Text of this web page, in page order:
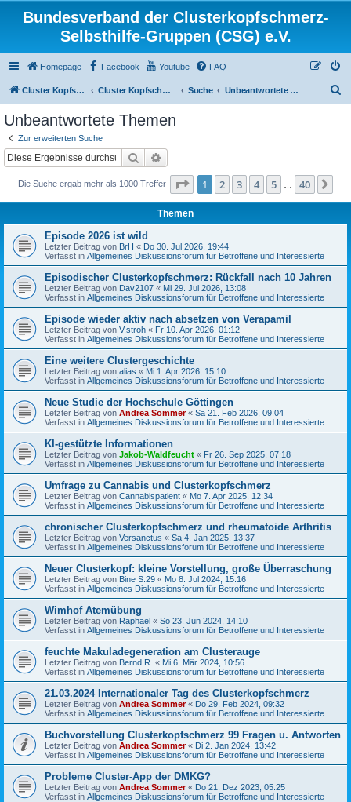
Bundesverband der Clusterkopfschmerz-
Selbsthilfe-Gruppen (CSG) e.V.
Homepage Facebook Youtube FAQ
Cluster Kopfschmerz Homepage Cluster Kopfschmerz Forum Suche Unbeantwortete Themen
Unbeantwortete Themen
Zur erweiterten Suche
Suche
Die Suche ergab mehr als 1000 Treffer Seite 1von 40
1 2 3 4 5 40
Themen
Episode 2026 ist wild
Letzter Beitrag von BrH « Do 30. Jul 2026, 19:44
Verfasst in Allgemeines Diskussionsforum für Betroffene und Interessierte
Episodischer Clusterkopfschmerz: Rückfall nach 10 Jahren
Letzter Beitrag von Dav2107 « Mi 29. Jul 2026, 13:08
Verfasst in Allgemeines Diskussionsforum für Betroffene und Interessierte
Episode wieder aktiv nach absetzen von Verapamil
Letzter Beitrag von V.stroh « Fr 10. Apr 2026, 01:12
Verfasst in Allgemeines Diskussionsforum für Betroffene und Interessierte
Eine weitere Clustergeschichte
Letzter Beitrag von alias « Mi 1. Apr 2026, 15:10
Verfasst in Allgemeines Diskussionsforum für Betroffene und Interessierte
Neue Studie der Hochschule Göttingen
Letzter Beitrag von Andrea Sommer« Sa 21. Feb 2026, 09:04
Verfasst in Allgemeines Diskussionsforum für Betroffene und Interessierte
KI-gestützte Informationen
Letzter Beitrag von Jakob-Waldfeucht « Fr 26. Sep 2025, 07:18
Verfasst in Allgemeines Diskussionsforum für Betroffene und Interessierte
Umfrage zu Cannabis und Clusterkopfschmerz
Letzter Beitrag von Cannabispatient « Mo 7. Apr 2025, 12:34
Verfasst in Allgemeines Diskussionsforum für Betroffene und Interessierte
chronischer Clusterkopfschmerz und rheumatoide Arthritis
Letzter Beitrag von Versanctus « Sa 4. Jan 2025, 13:37
Verfasst in Allgemeines Diskussionsforum für Betroffene und Interessierte
Neuer Clusterkopf: kleine Vorstellung, große Überraschung
Letzter Beitrag von Bine S.29 « Mo 8. Jul 2024, 15:16
Verfasst in Allgemeines Diskussionsforum für Betroffene und Interessierte
Wimhof Atemübung
Letzter Beitrag von Raphael « So 23. Jun 2024, 14:10
Verfasst in Allgemeines Diskussionsforum für Betroffene und Interessierte
feuchte Makuladegeneration am Clusterauge
Letzter Beitrag von Bernd R. « Mi 6. Mär 2024, 10:56
Verfasst in Allgemeines Diskussionsforum für Betroffene und Interessierte
21.03.2024 Internationaler Tag des Clusterkopfschmerz
Letzter Beitrag von Andrea Sommer« Do 29. Feb 2024, 09:32
Verfasst in Allgemeines Diskussionsforum für Betroffene und Interessierte
Buchvorstellung Clusterkopfschmerz 99 Fragen u. Antworten
Letzter Beitrag von Andrea Sommer« Di 2. Jan 2024, 13:42
Verfasst in Allgemeines Diskussionsforum für Betroffene und Interessierte
Probleme Cluster-App der DMKG?
Letzter Beitrag von Andrea Sommer« Do 21. Dez 2023, 05:25
Verfasst in Allgemeines Diskussionsforum für Betroffene und Interessierte